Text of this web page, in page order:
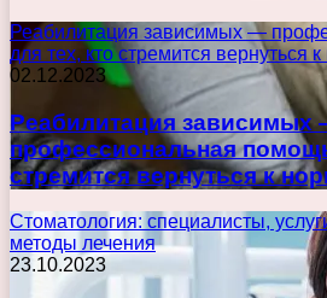
Реабилитация зависимых —
для тех, кто стремится вернуться
02.12.2023
Реабилитация зависимых
профессиональная
стремится вернуться к
Стоматология: специалисты,
методы лечения
23.10.2023